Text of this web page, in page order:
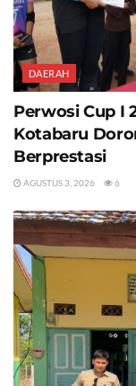
DAERAH
Perwosi Cup I
Kotabaru
Berprestasi
AGUSTUS 3, 2026 6